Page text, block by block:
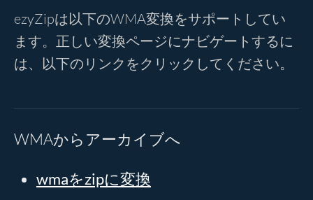
変換する
ezyZipは以下のWMA変換をサポートしてい
ます。正しい変換ページにナビゲートするに
は、以下のリンクをクリックしてください。
WMAからアーカイブへ
wmaをzipに変換